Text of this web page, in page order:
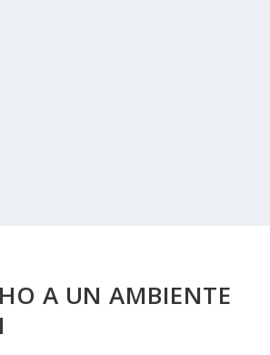
A UN AMBIENTE